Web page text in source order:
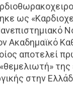
ως
Ακαδημαϊκό
αποτελεί
της
στην